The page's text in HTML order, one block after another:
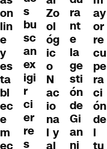
on
lin
e
y
es
ta
bl
ec
e
m
ec
s
bu
sc
an
ex
igi
r
ci
er
re
s
Zo
ol
óg
ic
o
N
ac
io
na
l y
al
ra
nt
e
la
ge
sti
ón
de
Gi
an
ni
ay
or
re
cu
pe
ra
ci
ón
de
l
tu